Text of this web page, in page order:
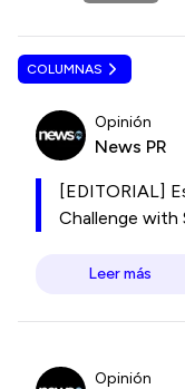
COLUMNAS
Opinión
News PR
[EDITORIAL]
Challenge with
Leer más
Opinión